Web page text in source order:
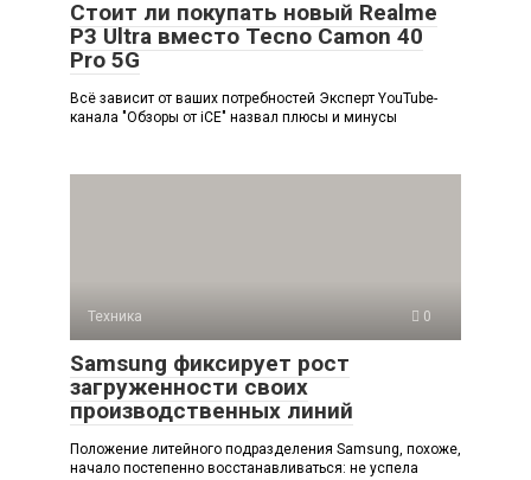
Стоит ли покупать новый Realme
P3 Ultra вместо Tecno Camon 40
Pro 5G
Всё зависит от ваших потребностей Эксперт YouTube-
канала "Обзоры от iCE" назвал плюсы и минусы
Техника 0
Samsung фиксирует рост
загруженности своих
производственных линий
Положение литейного подразделения Samsung, похоже,
начало постепенно восстанавливаться: не успела